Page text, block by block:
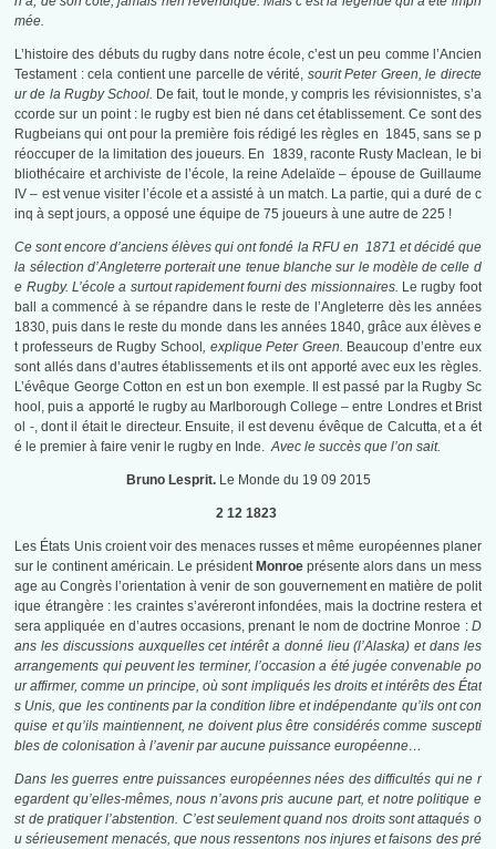
mée.
L’histoire des débuts du rugby dans notre école, c’est un peu comme l’Ancien
Testament : cela contient une parcelle de vérité, sourit Peter Green, le directe
ur de la Rugby School. De fait, tout le monde, y compris les révisionnistes, s’a
ccorde sur un point : le rugby est bien né dans cet établissement. Ce sont des
Rugbeians qui ont pour la première fois rédigé les règles en 1845, sans se p
réoccuper de la limitation des joueurs. En 1839, raconte Rusty Maclean, le bi
bliothécaire et archiviste de l’école, la reine Adelaïde – épouse de Guillaume
IV – est venue visiter l’école et a assisté à un match. La partie, qui a duré de c
inq à sept jours, a opposé une équipe de 75 joueurs à une autre de 225 !
Ce sont encore d’anciens élèves qui ont fondé la RFU en 1871 et décidé que
la sélection d’Angleterre porterait une tenue blanche sur le modèle de celle d
e Rugby. L’école a surtout rapidement fourni des missionnaires. Le rugby foot
ball a commencé à se répandre dans le reste de l’Angleterre dès les années
1830, puis dans le reste du monde dans les années 1840, grâce aux élèves e
t professeurs de Rugby School , explique Peter Green. Beaucoup d’entre eux
sont allés dans d’autres établissements et ils ont apporté avec eux les règles.
L’évêque George Cotton en est un bon exemple. Il est passé par la Rugby Sc
hool, puis a apporté le rugby au Marlborough College – entre Londres et Brist
ol -, dont il était le directeur. Ensuite, il est devenu évêque de Calcutta, et a ét
é le premier à faire venir le rugby en Inde. Avec le succès que l’on sait.
Bruno Lesprit.Le Monde du 19 09 2015
2 12 1823
Les États Unis croient voir des menaces russes et même européennes planer
sur le continent américain. Le président Monroe présente alors dans un mess
age au Congrès l’orientation à venir de son gouvernement en matière de polit
ique étrangère : les craintes s’avéreront infondées, mais la doctrine restera et
sera appliquée en d’autres occasions, prenant le nom de doctrine Monroe : D
ans les discussions auxquelles cet intérêt a donné lieu (l’Alaska) et dans les
arrangements qui peuvent les terminer, l’occasion a été jugée convenable po
ur affirmer, comme un principe, où sont impliqués les droits et intérêts des État
s Unis, que les continents par la condition libre et indépendante qu’ils ont con
quise et qu’ils maintiennent, ne doivent plus être considérés comme suscepti
bles de colonisation à l’avenir par aucune puissance européenne…
Dans les guerres entre puissances européennes nées des difficultés qui ne r
egardent qu’elles-mêmes, nous n’avons pris aucune part, et notre politique e
st de pratiquer l’abstention. C’est seulement quand nos droits sont attaqués o
u sérieusement menacés, que nous ressentons nos injures et faisons des pré